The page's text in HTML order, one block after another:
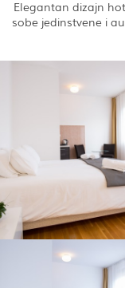
Elegantan dizajn
sobe jedinstvene i